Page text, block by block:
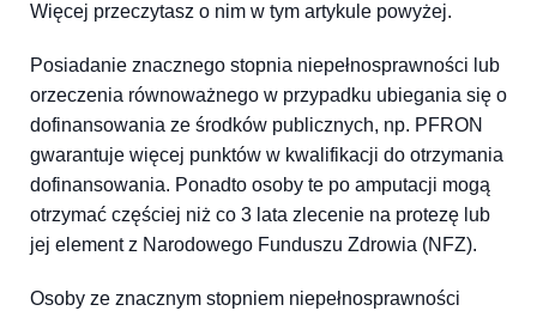
Więcej przeczytasz o nim w tym artykule powyżej.
Posiadanie znacznego stopnia niepełnosprawności lub
orzeczenia równoważnego w przypadku ubiegania się o
dofinansowania ze środków publicznych, np. PFRON
gwarantuje więcej punktów w kwalifikacji do otrzymania
dofinansowania. Ponadto osoby te po amputacji mogą
otrzymać częściej niż co 3 lata zlecenie na protezę lub
jej element z Narodowego Funduszu Zdrowia (NFZ).
Osoby ze znacznym stopniem niepełnosprawności